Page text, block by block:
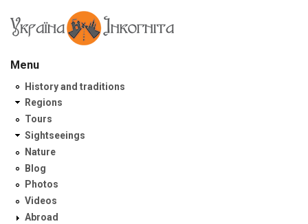
Menu
History and traditions
Regions
Tours
Sightseeings
Nature
Blog
Photos
Videos
Abroad